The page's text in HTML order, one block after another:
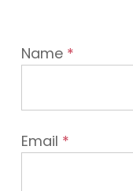
Name *
Email *